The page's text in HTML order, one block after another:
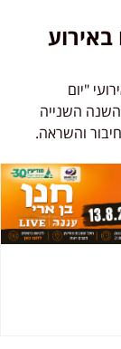
"יום
השנייה
והשראה.